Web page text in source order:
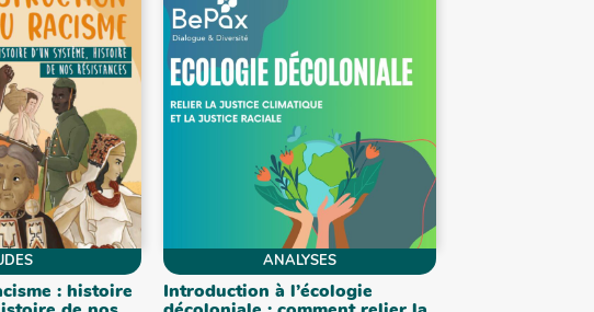
: histoire
ANALYSES
Introduction à l’écologie